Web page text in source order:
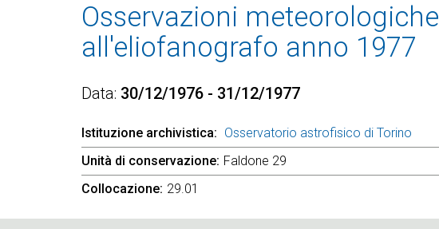
Osservazioni
all'eliofanografo anno 1977
Data 30/12/1976 - 31/12/1977
Istituzione archivistica
Osservatorio astrofisico di Torino
Unità di conservazione Faldone 29
Collocazione 29.01